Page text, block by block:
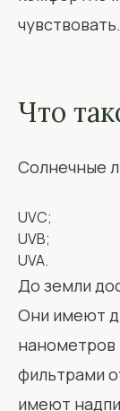
чувствовать.
Что
Солнечные
UVC;
UVB;
UVA.
До земли
Они имеют
фильтрами
имеют